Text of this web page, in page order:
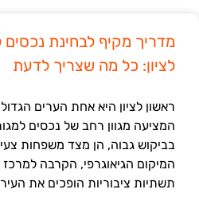
מדריך מקיף לבחינת נכסים
לציון: כל מה שצריך לדעת
ראשון לציון היא אחת הערים
המציעה מגוון רחב של נכסים
בביקוש גבוה, הן מצד משפחות
המיקום הגיאוגרפי, הקרבה
תשתיות ציבוריות הופכים את